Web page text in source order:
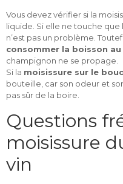
Vous devez vérifier si la
liquide. Si elle ne touche
n’est pas un problème.
consommer la boisson
champignon ne se propage.
Si la moisissure sur le
bouteille, car son odeur et
pas sûr de la boire.
Questions
moisissure
vin